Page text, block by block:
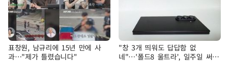
표창원, 남규리에 15년 만에 사
과…"제가 틀렸습니다"
"창 3개 띄워도 답답함 없
네"…'폴드8 울트라', 일주일 써보